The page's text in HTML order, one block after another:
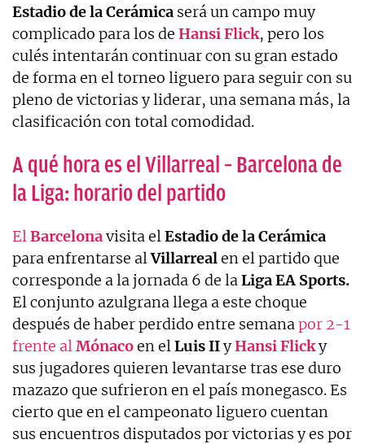
Estadio de la Cerámica será un campo muy
complicado para los de Hansi Flick, pero los
culés intentarán continuar con su gran estado
de forma en el torneo liguero para seguir con su
pleno de victorias y liderar, una semana más, la
clasificación con total comodidad.
A qué hora es el Villarreal – Barcelona de
la Liga: horario del partido
ElBarcelonavisita elEstadio de la Cerámica
para enfrentarse alVillarrealen el partido que
corresponde a la jornada 6 de laLiga EA Sports.
El conjunto azulgrana llega a este choque
después de haber perdido entre semanapor 2-1
frente alMónacoen elLuis IIyHansi Flicky
sus jugadores quieren levantarse tras ese duro
mazazo que sufrieron en el país monegasco. Es
cierto que en el campeonato liguero cuentan
sus encuentros disputados por victorias y es por